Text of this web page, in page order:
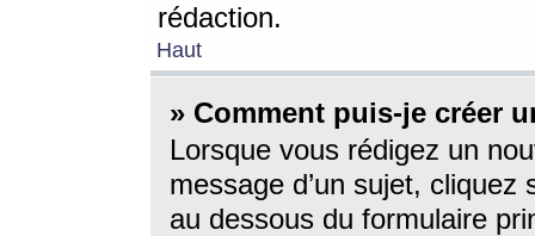
rédaction.
Haut
» Comment puis-je créer
Lorsque vous rédigez un
message d’un sujet, cliquez
au dessous du formulaire